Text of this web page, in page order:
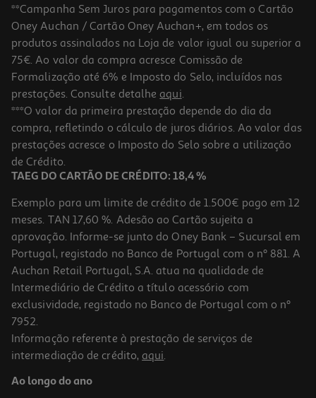
**Campanha Sem Juros para pagamentos com o Cartão
Oney Auchan / Cartão Oney Auchan+, em todos os
produtos assinalados na Loja de valor igual ou superior a
75€. Ao valor da compra acresce Comissão de
Formalização até 6% e Imposto do Selo, incluídos nas
prestações. Consulte detalhe aqui.
***O valor da primeira prestação depende do dia da
compra, refletindo o cálculo de juros diários. Ao valor das
prestações acresce o Imposto do Selo sobre a utilização
de Crédito.
TAEG DO CARTÃO DE CRÉDITO: 18,4 %
Exemplo para um limite de crédito de 1.500€ pago em 12
meses. TAN 17,60 %. Adesão ao Cartão sujeita a
aprovação. Informe-se junto do Oney Bank – Sucursal em
Portugal, registado no Banco de Portugal com o nº 881. A
Auchan Retail Portugal, S.A. atua na qualidade de
Intermediário de Crédito a título acessório com
exclusividade, registado no Banco de Portugal com o nº
7952.
Informação referente à prestação de serviços de
intermediação de crédito, aqui.
Ao longo do ano